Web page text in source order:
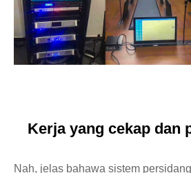
Kerja yang cekap dan
Nah, jelas bahawa sistem